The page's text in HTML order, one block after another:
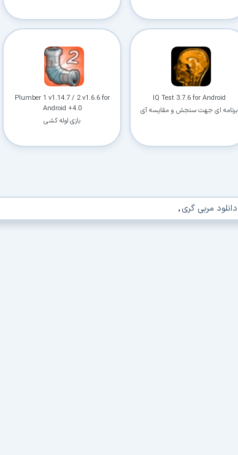
IQ Test 3.7.6 for Android
برنامه ای جهت سنجش و مقایسه آی
Plumber 1 v1.14.7 / 2 v1.6.6 for
Android +4.0
بازی لوله کشی
دانلود مربی گری,